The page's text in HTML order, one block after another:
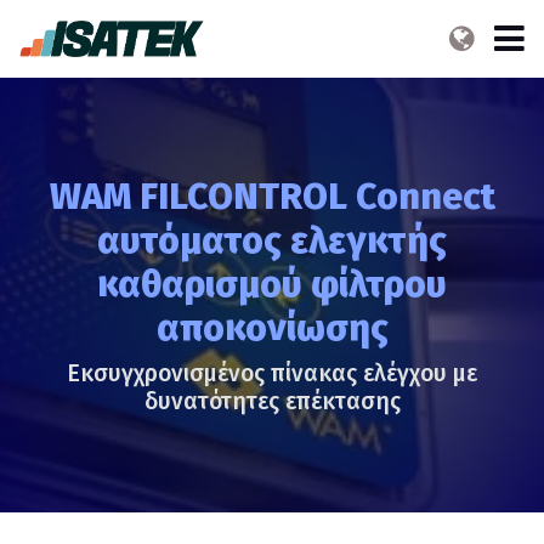
WAM FILCONTROL Connect
αυτόματος ελεγκτής
καθαρισμού φίλτρου
αποκονίωσης
Εκσυγχρονισμένος πίνακας ελέγχου με
δυνατότητες επέκτασης